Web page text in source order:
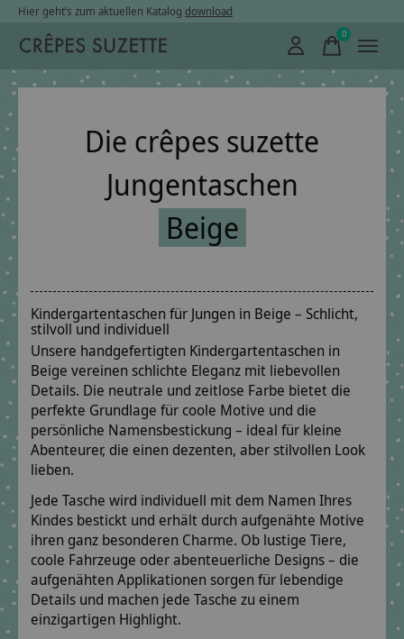
Hier geht’s zum aktuellen Katalog download
0items
Die crêpes suzette
Jungentaschen
Beige
Kindergartentaschen für Jungen in Beige – Schlicht,
stilvoll und individuell
Unsere handgefertigten Kindergartentaschen in
Beige vereinen schlichte Eleganz mit liebevollen
Details. Die neutrale und zeitlose Farbe bietet die
perfekte Grundlage für coole Motive und die
persönliche Namensbestickung – ideal für kleine
Abenteurer, die einen dezenten, aber stilvollen Look
lieben.
Jede Tasche wird individuell mit dem Namen Ihres
Kindes bestickt und erhält durch aufgenähte Motive
ihren ganz besonderen Charme. Ob lustige Tiere,
coole Fahrzeuge oder abenteuerliche Designs – die
aufgenähten Applikationen sorgen für lebendige
Details und machen jede Tasche zu einem
einzigartigen Highlight.